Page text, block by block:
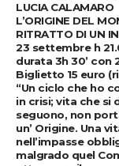
LUCIA CALAMARO
L’ORIGINE DEL
RITRATTO DI UN
23 settembre h
durata 3h 30’ con
Biglietto 15 euro
“Un ciclo che ho
in crisi; vita che si
seguono, non
un’ Origine. Una
nell’impasse
malgrado quel